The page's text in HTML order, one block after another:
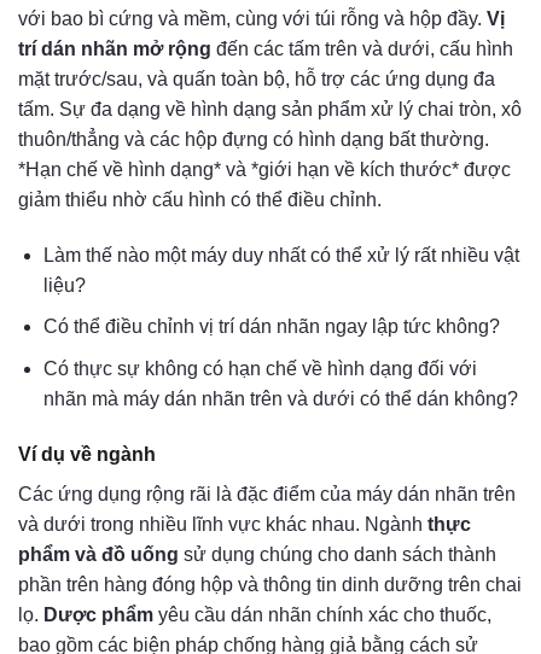
với bao bì cứng và mềm, cùng với túi rỗng và hộp đầy. Vị
trí dán nhãn mở rộng đến các tấm trên và dưới, cấu hình
mặt trước/sau, và quấn toàn bộ, hỗ trợ các ứng dụng đa
tấm. Sự đa dạng về hình dạng sản phẩm xử lý chai tròn, xô
thuôn/thẳng và các hộp đựng có hình dạng bất thường.
*Hạn chế về hình dạng* và *giới hạn về kích thước* được
giảm thiểu nhờ cấu hình có thể điều chỉnh.
Làm thế nào một máy duy nhất có thể xử lý rất nhiều vật
liệu?
Có thể điều chỉnh vị trí dán nhãn ngay lập tức không?
Có thực sự không có hạn chế về hình dạng đối với
nhãn mà máy dán nhãn trên và dưới có thể dán không?
Ví dụ về ngành
Các ứng dụng rộng rãi là đặc điểm của máy dán nhãn trên
và dưới trong nhiều lĩnh vực khác nhau. Ngành thực
phẩm và đồ uống sử dụng chúng cho danh sách thành
phần trên hàng đóng hộp và thông tin dinh dưỡng trên chai
lọ. Dược phẩm yêu cầu dán nhãn chính xác cho thuốc,
bao gồm các biện pháp chống hàng giả bằng cách sử